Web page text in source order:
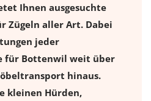
Ihnen ausgesuchte
Zügeln aller Art. Dabei
jeder
für Bottenwil weit über
hinaus.
kleinen Hürden,